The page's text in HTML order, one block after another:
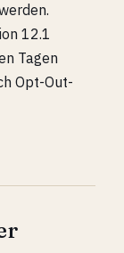
12.1
Tagen
Opt-Out-